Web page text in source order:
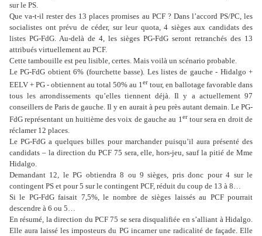
sur le PS.
Que va-t-il rester des 13 places promises au PCF ? Dans l’accord PS/PC, les
socialistes ont prévu de céder, sur leur quota, 4 sièges aux candidats des
listes PG-FdG. Au-delà de 4, les sièges PG-FdG seront retranchés des 13
attribués virtuellement au PCF.
Cette tambouille est peu lisible, certes. Mais voilà un scénario probable.
Le PG-FdG obtient 6% (fourchette basse). Les listes de gauche - Hidalgo +
EELV + PG - obtiennent au total 50% au 1 er tour, en ballotage favorable dans
tous les arrondissements qu’elles tiennent déjà. Il y a actuellement 97
conseillers de Paris de gauche. Il y en aurait à peu près autant demain. Le PG-
FdG représentant un huitième des voix de gauche au 1ertour sera en droit de
réclamer 12 places.
Le PG-FdG a quelques billes pour marchander puisqu’il aura présenté des
candidats – la direction du PCF 75 sera, elle, hors-jeu, sauf la pitié de Mme
Hidalgo.
Demandant 12, le PG obtiendra 8 ou 9 sièges, pris donc pour 4 sur le
contingent PS et pour 5 sur le contingent PCF, réduit du coup de 13 à 8…
Si le PG-FdG faisait 7,5%, le nombre de sièges laissés au PCF pourrait
descendre à 6 ou 5…
En résumé, la direction du PCF 75 se sera disqualifiée en s’alliant à Hidalgo.
Elle aura laissé les imposteurs du PG incarner une radicalité de façade. Elle